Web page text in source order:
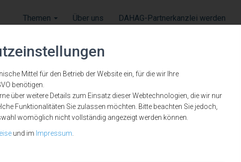
Mittel für den Betrieb der Website ein, für die wir Ihre
benötigen.
über weitere Details zum Einsatz dieser Webtechnologien, die wir nur
Funktionalitäten Sie zulassen möchten. Bitte beachten Sie jedoch,
womöglich nicht vollständig angezeigt werden können.
und im Impressum
Themen Über uns DAHAG-Partnerkanzlei werden